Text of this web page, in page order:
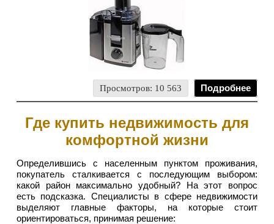
Просмотров: 10 563 Подробнее
Где купить недвижимость для
комфортной жизни
Определившись с населенным пунктом проживания,
покупатель сталкивается с последующим выбором:
какой район максимально удобный? На этот вопрос
есть подсказка. Специалисты в сфере недвижимости
выделяют главные факторы, на которые стоит
ориентироваться, принимая решение: